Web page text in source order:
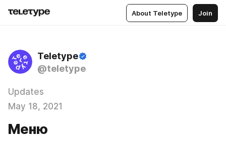
About Teletype Join
Teletype
@teletype
Updates
May 18, 2021
Меню